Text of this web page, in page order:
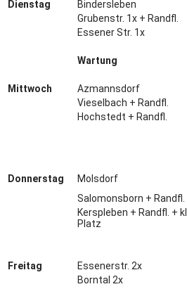
Dienstag Bindersleben
Grubenstr. 1x + Randfl.
Essener Str. 1x
Wartung
Mittwoch Azmannsdorf
Vieselbach + Randfl.
Hochstedt + Randfl.
Donnerstag Molsdorf
Salomonsborn + Randfl.
Kerspleben + Randfl. + kl.
Platz
Freitag Essenerstr. 2x
Borntal 2x